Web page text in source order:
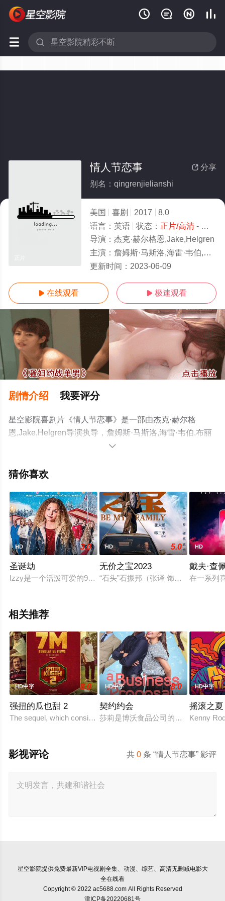
   
 
 分享
情人节恋事
别名：qingrenjielianshi
美国 喜剧 2017
8.0
语言： 英语 状态： 正片/高清- 免费在线观看
导演： 杰克·赫尔格恩,Jake,Helgren
主演： 詹姆斯·马斯洛,海雷·韦伯,布丽特妮·安德伍德
更新时间： 2023-06-09
 在线观看  极速观看
剧情介绍 我要评分
星空影院喜剧片《情人节恋事》是一部由杰克·赫尔格
恩,Jake,Helgren导演执导，詹姆斯·马斯洛,海雷·韦伯,布丽
特妮·安德伍德等演员精彩演绎的美国电影，手机免费观看
息可移步至豆瓣电影、电视猫或剧情网等平台了解。

猜你喜欢
HD 3.0
圣诞劫
Izzy是一个活泼可爱的9岁小女孩。因为安排失误，工作繁忙，
HD 5.0
无价之宝2023
“石头”石振邦（张译 饰）和杨武（
HD
戴夫·查
在一系列
相关推荐
HD中字 8.0
强扭的瓜也甜 2
The sequel, which consists of consecutive events following t
HD中字 8.0
契约约会
莎莉是博沃食品公司的食品分析师，
HD中字
摇滚之夏
Kenny
共0 条 “情人节恋事” 影评
影视评论
星空影院提供免费最新VIP电视剧全集、动漫、综艺、高清无删减电影大
全在线看
Copyright © 2022 ac5688.com All Rights Reserved
津ICP备20220681号